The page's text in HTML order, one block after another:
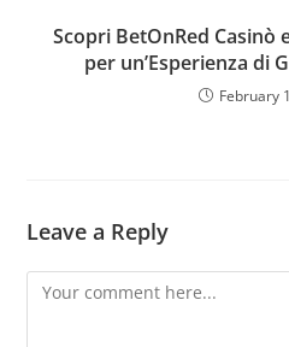
Scopri BetOnRed Casinò
per un’Esperienza di
February
Leave a Reply